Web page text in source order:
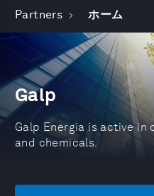
Partners ホーム
Galp
Galp Energia is active
and chemicals.